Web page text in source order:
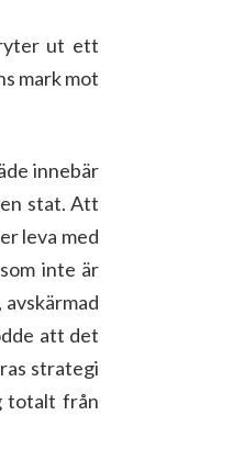
ut ett
mark mot
innebär
stat. Att
leva med
inte är
att det
strategi
totalt från